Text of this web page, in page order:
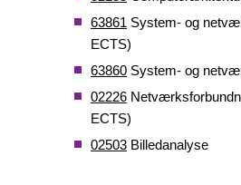
63861 System- og
ECTS)
63860 System- og
02226
ECTS)
02503 Billedanalyse